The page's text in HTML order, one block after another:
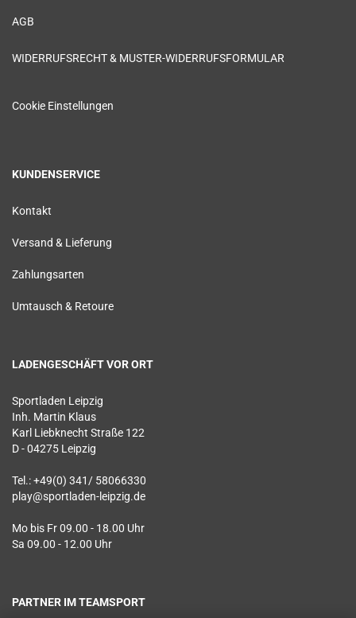
AGB
WIDERRUFSRECHT & MUSTER-WIDERRUFSFORMULAR
Cookie Einstellungen
KUNDENSERVICE
Kontakt
Versand & Lieferung
Zahlungsarten
Umtausch & Retoure
LADENGESCHÄFT VOR ORT
Sportladen Leipzig
Inh. Martin Klaus
Karl Liebknecht Straße 122
D - 04275 Leipzig
Tel.: +49(0) 341/ 58066330
play@sportladen-leipzig.de
Mo bis Fr 09.00 - 18.00 Uhr
Sa 09.00 - 12.00 Uhr
PARTNER IM TEAMSPORT